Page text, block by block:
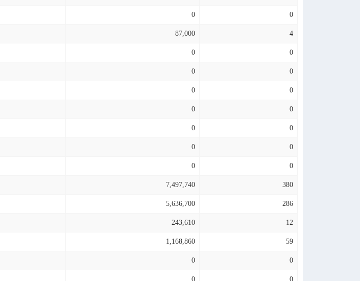
0 0
87,000 4
0 0
0 0
0 0
0 0
0 0
0 0
0 0
7,497,740 380
5,636,700 286
243,610 12
1,168,860 59
0 0
0 0